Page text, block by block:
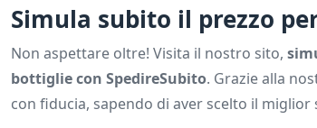
Simula subito il prezzo
Non aspettare oltre! Visita il nostro sito,
bottiglie con SpedireSubito. Grazie alla
con fiducia, sapendo di aver scelto il